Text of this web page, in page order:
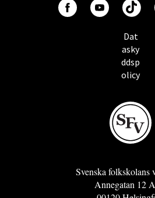
Dat
asky
ddsp
olicy
Svenska folkskolans
Annegatan 12